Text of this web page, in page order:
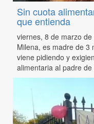
Sin cuota
que entienda
viernes, 8 de marzo de
Milena, es madre de 3
viene pidiendo y
alimentaria al padre de